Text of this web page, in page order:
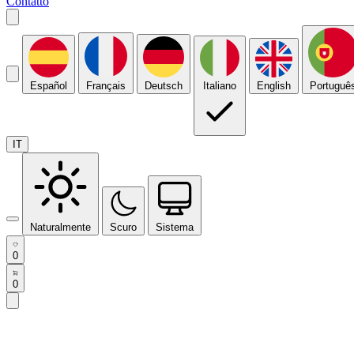
Español Français Deutsch Italiano English
IT
Naturalmente Scuro Sistema
0
0